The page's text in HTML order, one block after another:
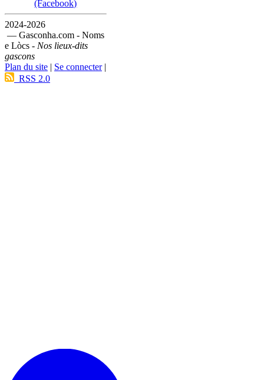
(Facebook)
2024-2026
— Gasconha.com - Noms
e Lòcs - Nos lieux-dits
gascons
Plan du site | Se connecter|
RSS 2.0